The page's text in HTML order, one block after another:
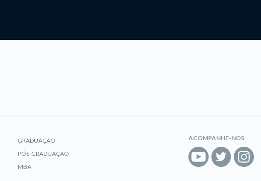
GRADUAÇÃO
PÓS-GRADUAÇÃO
MBA
ACOMPANHE-NOS